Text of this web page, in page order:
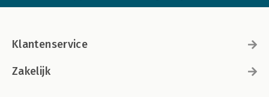
Klantenservice
Zakelijk